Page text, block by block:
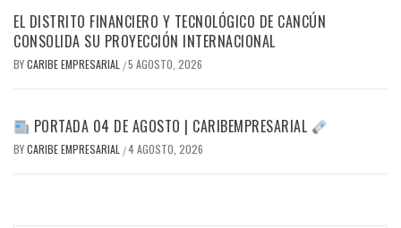
EL DISTRITO FINANCIERO Y TECNOLÓGICO DE CANCÚN
CONSOLIDA SU PROYECCIÓN INTERNACIONAL
BYCARIBE EMPRESARIAL /5 AGOSTO, 2026
PORTADA 04 DE AGOSTO | CARIBEMPRESARIAL
BYCARIBE EMPRESARIAL /4 AGOSTO, 2026